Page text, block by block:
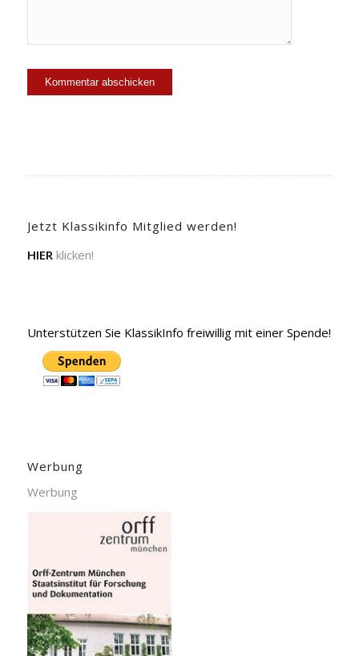
Jetzt Klassikinfo Mitglied werden!
HIERklicken!
Unterstützen Sie KlassikInfo freiwillig mit einer Spende!
Werbung
Werbung